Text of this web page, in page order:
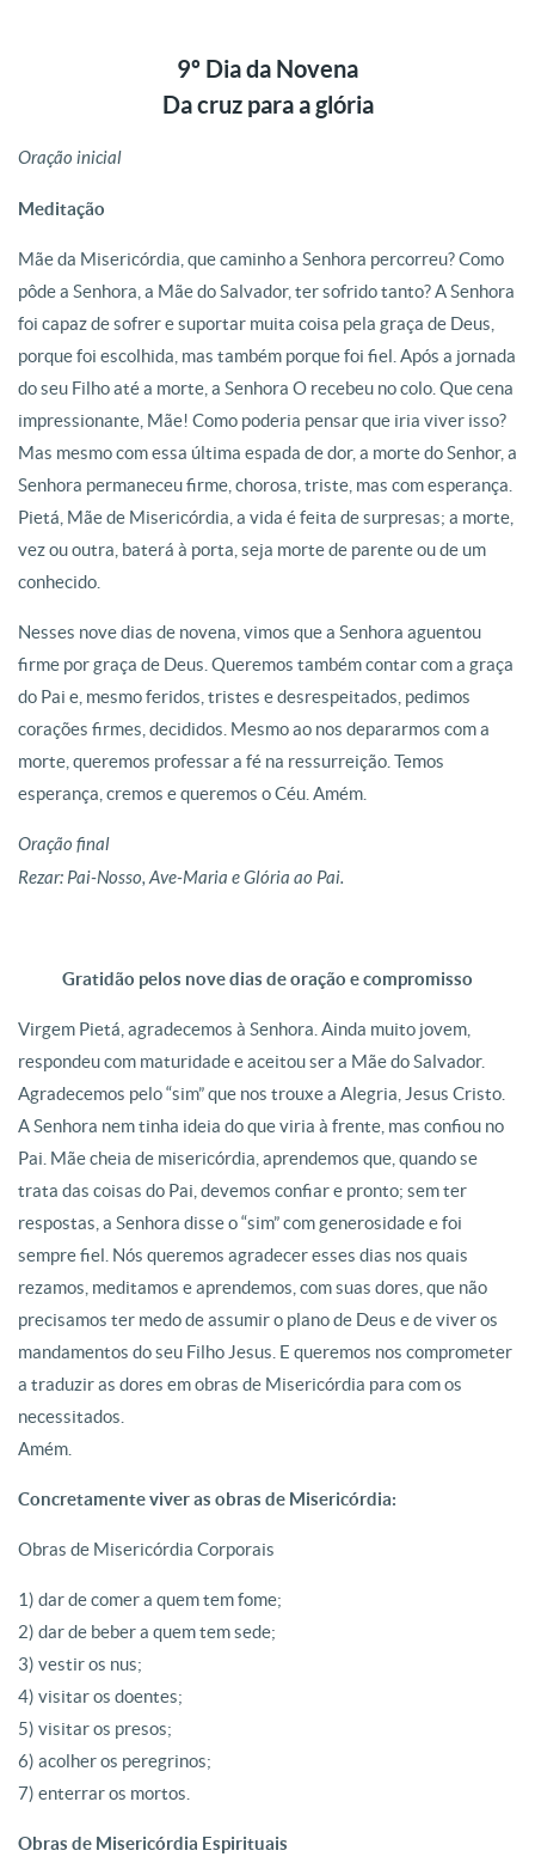
9º Dia da Novena
Da cruz para a glória
Oração inicial
Meditação
Mãe da Misericórdia, que caminho a Senhora percorreu? Como
pôde a Senhora, a Mãe do Salvador, ter sofrido tanto? A Senhora
foi capaz de sofrer e suportar muita coisa pela graça de Deus,
porque foi escolhida, mas também porque foi fiel. Após a jornada
do seu Filho até a morte, a Senhora O recebeu no colo. Que cena
impressionante, Mãe! Como poderia pensar que iria viver isso?
Mas mesmo com essa última espada de dor, a morte do Senhor, a
Senhora permaneceu firme, chorosa, triste, mas com esperança.
Pietá, Mãe de Misericórdia, a vida é feita de surpresas; a morte,
vez ou outra, baterá à porta, seja morte de parente ou de um
conhecido.
Nesses nove dias de novena, vimos que a Senhora aguentou
firme por graça de Deus. Queremos também contar com a graça
do Pai e, mesmo feridos, tristes e desrespeitados, pedimos
corações firmes, decididos. Mesmo ao nos depararmos com a
morte, queremos professar a fé na ressurreição. Temos
esperança, cremos e queremos o Céu. Amém.
Oração final
Rezar: Pai-Nosso, Ave-Maria e Glória ao Pai.
Gratidão pelos nove dias de oração e compromisso
Virgem Pietá, agradecemos à Senhora. Ainda muito jovem,
respondeu com maturidade e aceitou ser a Mãe do Salvador.
Agradecemos pelo “sim” que nos trouxe a Alegria, Jesus Cristo.
A Senhora nem tinha ideia do que viria à frente, mas confiou no
Pai. Mãe cheia de misericórdia, aprendemos que, quando se
trata das coisas do Pai, devemos confiar e pronto; sem ter
respostas, a Senhora disse o “sim” com generosidade e foi
sempre fiel. Nós queremos agradecer esses dias nos quais
rezamos, meditamos e aprendemos, com suas dores, que não
precisamos ter medo de assumir o plano de Deus e de viver os
mandamentos do seu Filho Jesus. E queremos nos comprometer
a traduzir as dores em obras de Misericórdia para com os
necessitados.
Amém.
Concretamente viver as obras de Misericórdia:
Obras de Misericórdia Corporais
1) dar de comer a quem tem fome;
2) dar de beber a quem tem sede;
3) vestir os nus;
4) visitar os doentes;
5) visitar os presos;
6) acolher os peregrinos;
7) enterrar os mortos.
Obras de Misericórdia Espirituais